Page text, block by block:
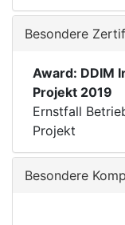
Besondere
Award: DDIM
Projekt 2019
Ernstfall
Projekt
Besondere